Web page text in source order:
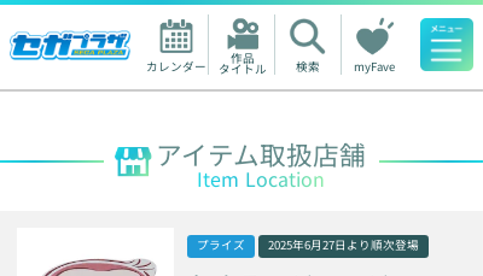
カレンダー 作品
タイトル 検索 myFave
人気ワード
アイテム取扱店舗
Item Location
プライズ 2025年6月27日 より順次登場